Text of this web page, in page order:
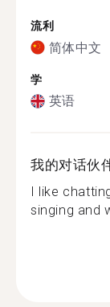
流利
简体中文
学
英语
我的对话伙
I like
singing and